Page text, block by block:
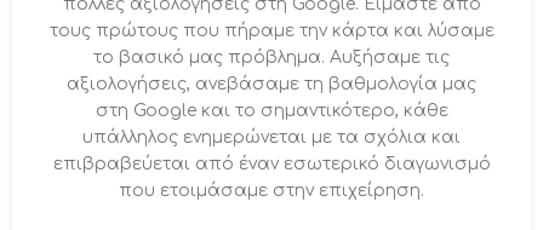
πολλές αξιολογήσεις στη Google. Είμαστε από
τους πρώτους που πήραμε την κάρτα και λύσαμε
το βασικό μας πρόβλημα. Αυξήσαμε τις
αξιολογήσεις, ανεβάσαμε τη βαθμολογία μας
στη Google και το σημαντικότερο, κάθε
υπάλληλος ενημερώνεται με τα σχόλια και
επιβραβεύεται από έναν εσωτερικό διαγωνισμό
που ετοιμάσαμε στην επιχείρηση.